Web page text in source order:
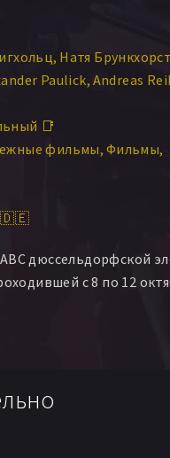
Натя
Paulick Andreas
📑
фильмы Фильмы
🇩🇪
дюссельдорфской
с 8 по 12